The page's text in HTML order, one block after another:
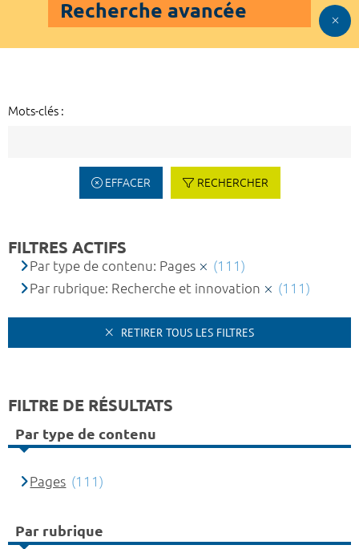
Recherche avancée
Mots-clés :
EFFACER RECHERCHER
FILTRES ACTIFS
Par type de contenu: Pages
(111)
Par rubrique: Recherche et innovation
(111)
RETIRER TOUS LES FILTRES
FILTRE DE RÉSULTATS
Par type de contenu
Pages (111)
Par rubrique